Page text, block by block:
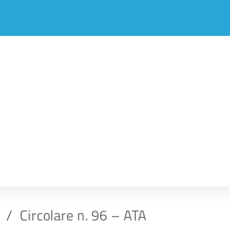
Circolare n. 96 – ATA